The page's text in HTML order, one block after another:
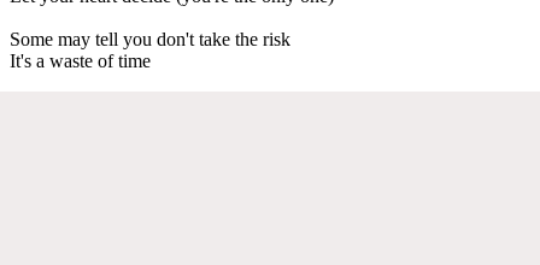
Some may tell you don't take the risk
It's a waste of time